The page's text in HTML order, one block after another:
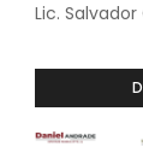
Lic. Salvador